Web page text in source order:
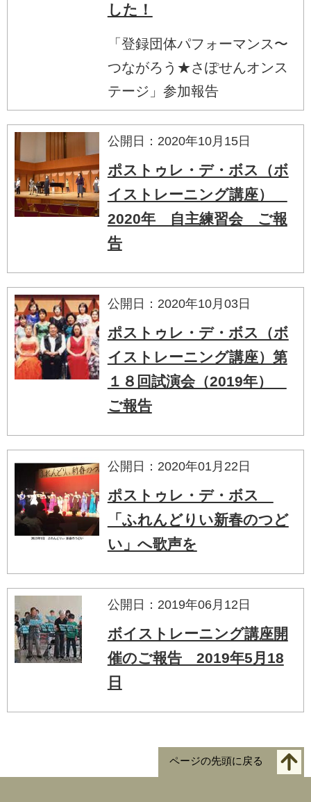
した！
「登録団体パフォーマンス〜
つながろう★さぽせんオンス
テージ」参加報告
公開日：2020年10月15日
ポストゥレ・デ・ボス（ボ
イストレーニング講座）
2020年 自主練習会 ご報
告
公開日：2020年10月03日
ポストゥレ・デ・ボス（ボ
イストレーニング講座）第
１８回試演会（2019年）
ご報告
公開日：2020年01月22日
ポストゥレ・デ・ボス
「ふれんどりい新春のつど
い」へ歌声を
公開日：2019年06月12日
ボイストレーニング講座開
催のご報告 2019年5月18
日
ページの先頭に戻る